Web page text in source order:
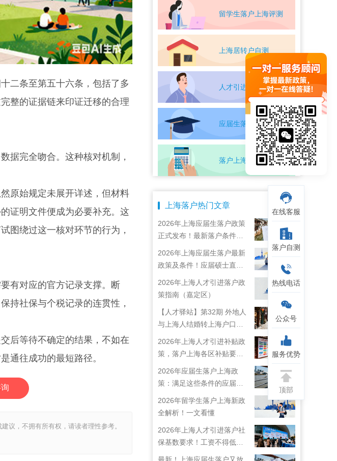
二条至第五十六条，包括了多
整的证据链来印证迁移的合理
完全吻合。这种核对机制，
原始规定未展开详述，但材料
证明文件便成为必要补充。这
图绕过这一核对环节的行为，
有对应的官方记录支撑。断
持社保与个税记录的连贯性，
后等待不确定的结果，不如在
通往成功的最短路径。
议，不拥有所有权，请读者理性参考。
留学生落户上海评测
上海居转户自测
人才引进落户评测
应届生落户上海自测
落户上海条件自测
上海落户热门文章
2026年上海应届生落户政策
正式发布！最新落户条件及
流程解析！
2026年上海应届生落户最新
政策及条件！应届硕士直接
落户上海！
2026年上海人才引进落户政
策指南（嘉定区）
【人才驿站】第32期 外地人
与上海人结婚转上海户口攻
略来啦！
2026年上海人才引进补贴政
策，落户上海各区补贴要求
2026年应届生落户上海政
策：满足这些条件的应届生
就能落户上海啦！
2026年留学生落户上海新政
全解析！一文看懂
2026年上海人才引进落户社
保基数要求！工资不得低于
22792元！
在线客服
落户自测
热线电话
公众号
服务优势
顶部